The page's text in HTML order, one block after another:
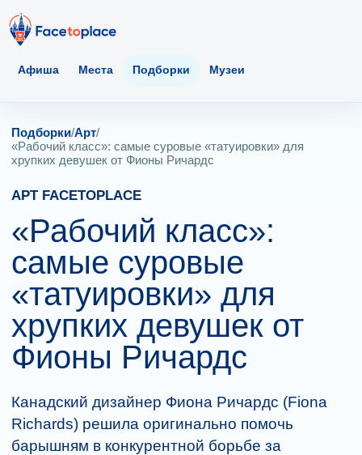
Афиша Места Подборки Музеи
Подборки/Арт/
«Рабочий класс»: самые суровые «татуировки» для
хрупких девушек от Фионы Ричардс
АРТ FACETOPLACE
«Рабочий класс»:
самые суровые
«татуировки» для
хрупких девушек от
Фионы Ричардс
Канадский дизайнер Фиона Ричардс (Fiona
Richards) решила оригинально помочь
барышням в конкурентной борьбе за